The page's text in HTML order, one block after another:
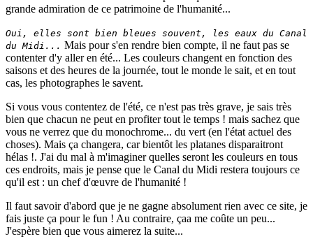
grande admiration de ce patrimoine de l'humanité...
Oui, elles sont bien bleues souvent, les eaux du Canal
du Midi... Mais pour s'en rendre bien compte, il ne faut pas se
contenter d'y aller en été... Les couleurs changent en fonction des
saisons et des heures de la journée, tout le monde le sait, et en tout
cas, les photographes le savent.
Si vous vous contentez de l'été, ce n'est pas très grave, je sais très
bien que chacun ne peut en profiter tout le temps ! mais sachez que
vous ne verrez que du monochrome... du vert (en l'état actuel des
choses). Mais ça changera, car bientôt les platanes disparaitront
hélas !. J'ai du mal à m'imaginer quelles seront les couleurs en tous
ces endroits, mais je pense que le Canal du Midi restera toujours ce
qu'il est : un chef d'œuvre de l'humanité !
Il faut savoir d'abord que je ne gagne absolument rien avec ce site, je
fais juste ça pour le fun ! Au contraire, çaa me coûte un peu...
J'espère bien que vous aimerez la suite...